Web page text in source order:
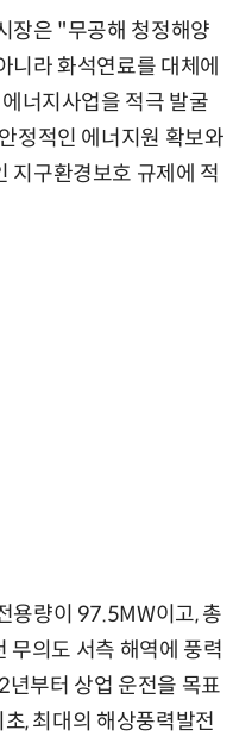
장은 "무공해 청정해양
니라 화석연료를 대체에
너지사업을 적극 발굴
정적인 에너지원 확보와
지구환경보호 규제에 적
용량이 97.5MW이고, 총
무의도 서측 해역에 풍력
부터 상업 운전을 목표
, 최대의 해상풍력발전